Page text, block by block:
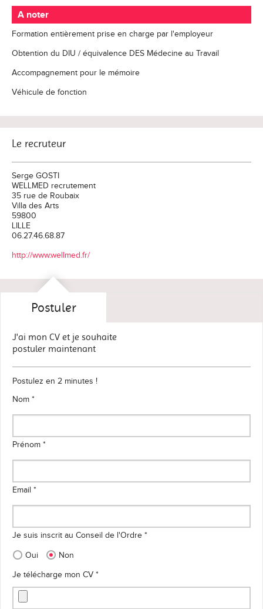
A noter
Formation entièrement prise en charge par l'employeur
Obtention du DIU / équivalence DES Médecine au Travail
Accompagnement pour le mémoire
Véhicule de fonction
Le recruteur
Serge GOSTI
WELLMED recrutement
35 rue de Roubaix
Villa des Arts
59800
LILLE
06.27.46.68.87
http://www.wellmed.fr/
Postuler
J'ai mon CV et je souhaite
postuler maintenant
Postulez en 2 minutes !
Nom *
Prénom *
Email *
Je suis inscrit au Conseil de l'Ordre *
Oui
Non
Je télécharge mon CV *